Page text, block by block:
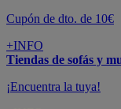
Cupón de dto. de 10€
+INFO
Tiendas de sofás y
¡Encuentra la tuya!